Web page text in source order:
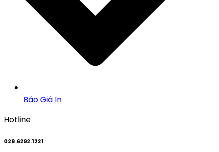
Báo Giá In
Hotline
028.6292.1221